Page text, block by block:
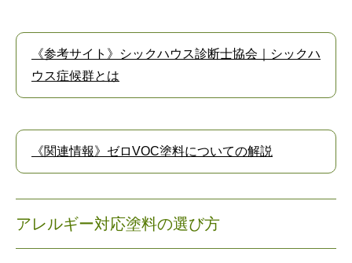
《参考サイト》シックハウス診断士協会｜シックハ
ウス症候群とは
《関連情報》ゼロVOC塗料についての解説
アレルギー対応塗料の選び方